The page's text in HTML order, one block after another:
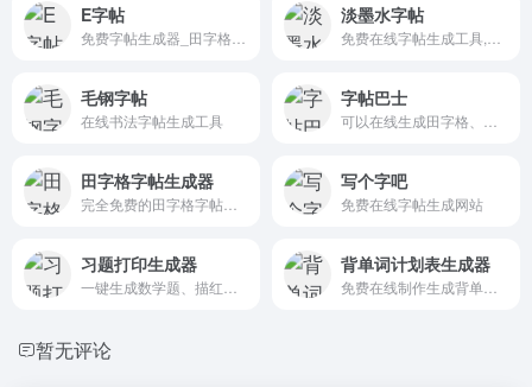
E字帖 淡墨水字帖
毛钢字帖
在线书法字帖生成工具
字帖巴士
田字格字帖生成器 写个字吧
免费在线字帖生成网站
习题打印生成器 背单词计划表生成器
暂无评论